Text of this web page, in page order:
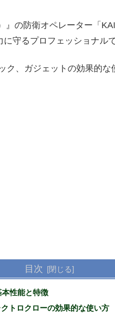
』の防衛オペレーター「
守るプロフェッショナルで
ク、ガジェットの効果的
目次
性能と特徴
トロクローの効果的な使い方